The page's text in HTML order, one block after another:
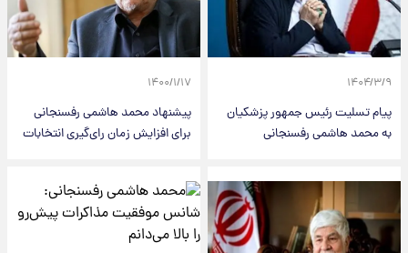
۱۴۰۴/۳/۹
پیام تسلیت رئیس جمهور پزشکیان
به محمد هاشمی رفسنجانی
۱۴۰۰/۱/۱۷
پیشنهاد محمد هاشمی رفسنجانی
برای افزایش زمان رای‌گیری انتخابات